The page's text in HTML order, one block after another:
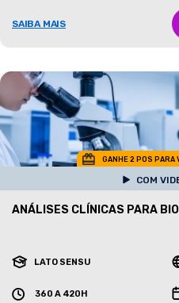
SAIBA MAIS
GANHE 2 POS PARA
COM
ANÁLISES CLÍNICAS PARA
LATO SENSU
360 A 420H